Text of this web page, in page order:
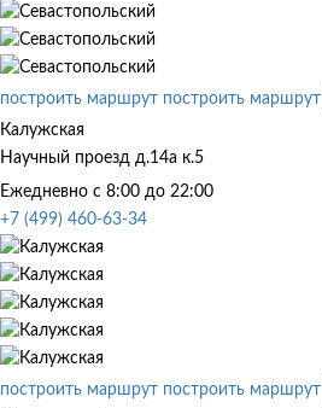
построить маршрут построить маршрут
Калужская
Научный проезд д.14а к.5
Ежедневно с 8:00 до 22:00
+7 (499) 460-63-34
построить маршрут построить маршрут